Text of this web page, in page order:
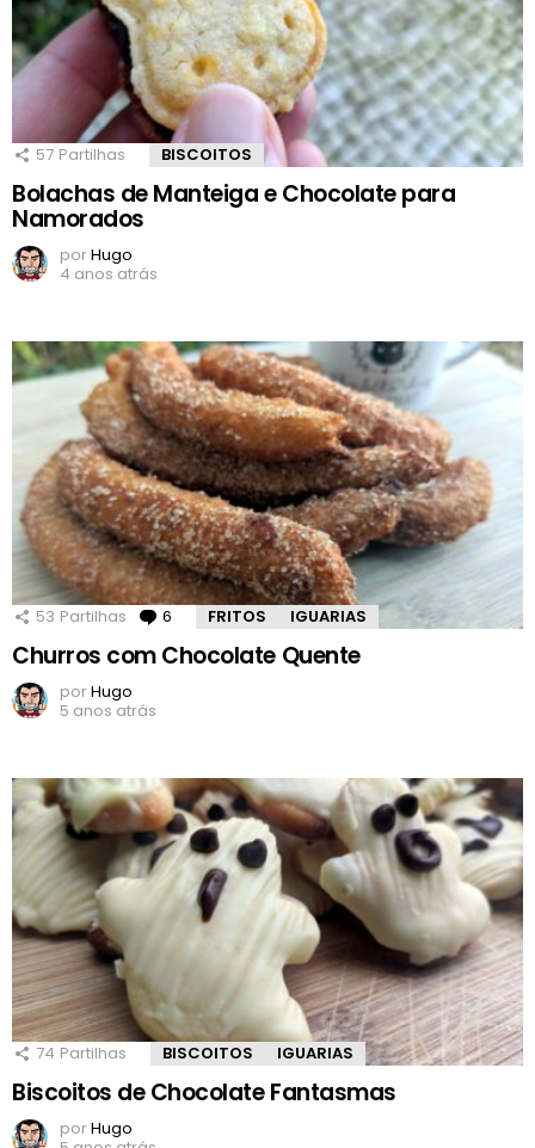
57 Partilhas BISCOITOS
Bolachas de Manteiga e Chocolate para
Namorados
porHugo
4 anos atrás
53 Partilhas 6 Comentários
FRITOS IGUARIAS
Churros com Chocolate Quente
porHugo
5 anos atrás
74 Partilhas BISCOITOS IGUARIAS
Biscoitos de Chocolate Fantasmas
porHugo